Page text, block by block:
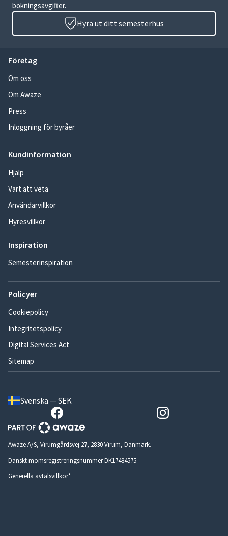
bokningsavgifter.
Hyra ut ditt semesterhus
Företag
Om oss
Om Awaze
Press
Inloggning för byråer
Kundinformation
Hjälp
Värt att veta
Användarvillkor
Hyresvillkor
Inspiration
Semesterinspiration
Policyer
Cookiepolicy
Integritetspolicy
Digital Services Act
Sitemap
Svenska — SEK
Awaze A/S, Virumgårdsvej 27, 2830 Virum, Danmark.
Danskt momsregistreringsnummer DK17484575
Generella avtalsvillkor*